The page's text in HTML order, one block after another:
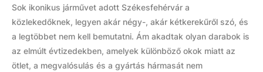
Sok ikonikus járművet adott Székesfehérvár a
közlekedőknek, legyen akár négy-, akár kétkerekűről szó, és
a legtöbbet nem kell bemutatni. Ám akadtak olyan darabok is
az elmúlt évtizedekben, amelyek különböző okok miatt az
ötlet, a megvalósulás és a gyártás hármasát nem